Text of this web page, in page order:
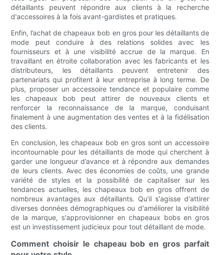
détaillants peuvent répondre aux clients à la recherche
d'accessoires à la fois avant-gardistes et pratiques.
Enfin, l’achat de chapeaux bob en gros pour les détaillants de
mode peut conduire à des relations solides avec les
fournisseurs et à une visibilité accrue de la marque. En
travaillant en étroite collaboration avec les fabricants et les
distributeurs, les détaillants peuvent entretenir des
partenariats qui profitent à leur entreprise à long terme. De
plus, proposer un accessoire tendance et populaire comme
les chapeaux bob peut attirer de nouveaux clients et
renforcer la reconnaissance de la marque, conduisant
finalement à une augmentation des ventes et à la fidélisation
des clients.
En conclusion, les chapeaux bob en gros sont un accessoire
incontournable pour les détaillants de mode qui cherchent à
garder une longueur d’avance et à répondre aux demandes
de leurs clients. Avec des économies de coûts, une grande
variété de styles et la possibilité de capitaliser sur les
tendances actuelles, les chapeaux bob en gros offrent de
nombreux avantages aux détaillants. Qu'il s'agisse d'attirer
diverses données démographiques ou d'améliorer la visibilité
de la marque, s'approvisionner en chapeaux bobs en gros
est un investissement judicieux pour tout détaillant de mode.
Comment choisir le chapeau bob en gros parfait